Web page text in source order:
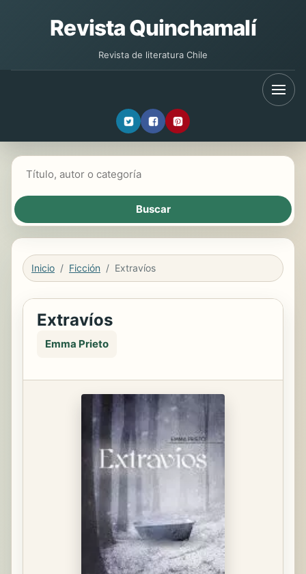
Revista Quinchamalí
Revista de literatura Chile
Inicio Ficción Extravíos
Extravíos
Emma Prieto